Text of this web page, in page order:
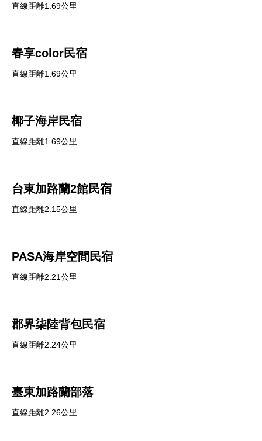
直線距離1.69公里
春享color民宿
直線距離1.69公里
椰子海岸民宿
直線距離1.69公里
台東加路蘭2館民宿
直線距離2.15公里
PASA海岸空間民宿
直線距離2.21公里
郡界柒陸背包民宿
直線距離2.24公里
臺東加路蘭部落
直線距離2.26公里